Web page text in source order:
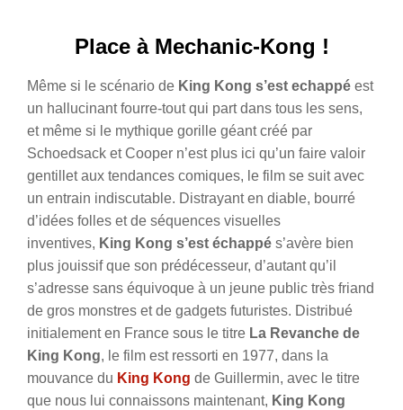
Place à Mechanic-Kong !
Même si le scénario de King Kong s’est echappé est
un hallucinant fourre-tout qui part dans tous les sens,
et même si le mythique gorille géant créé par
Schoedsack et Cooper n’est plus ici qu’un faire valoir
gentillet aux tendances comiques, le film se suit avec
un entrain indiscutable. Distrayant en diable, bourré
d’idées folles et de séquences visuelles
inventives, King Kong s’est échappé s’avère bien
plus jouissif que son prédécesseur, d’autant qu’il
s’adresse sans équivoque à un jeune public très friand
de gros monstres et de gadgets futuristes. Distribué
initialement en France sous le titre La Revanche de
King Kong, le film est ressorti en 1977, dans la
mouvance du King Kong de Guillermin, avec le titre
que nous lui connaissons maintenant, King Kong